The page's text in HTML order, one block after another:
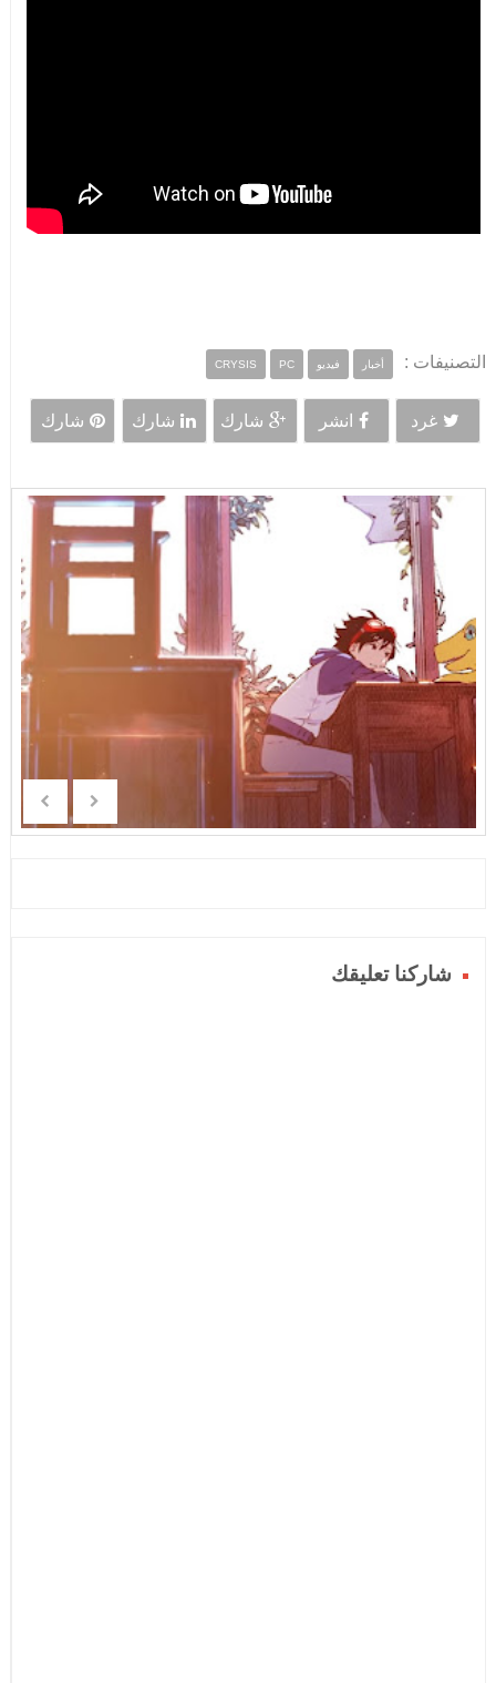
التصنيفات : أخبار فيديو CRYSIS PC
غرد انشر شارك شارك شارك
شاركنا تعليقك